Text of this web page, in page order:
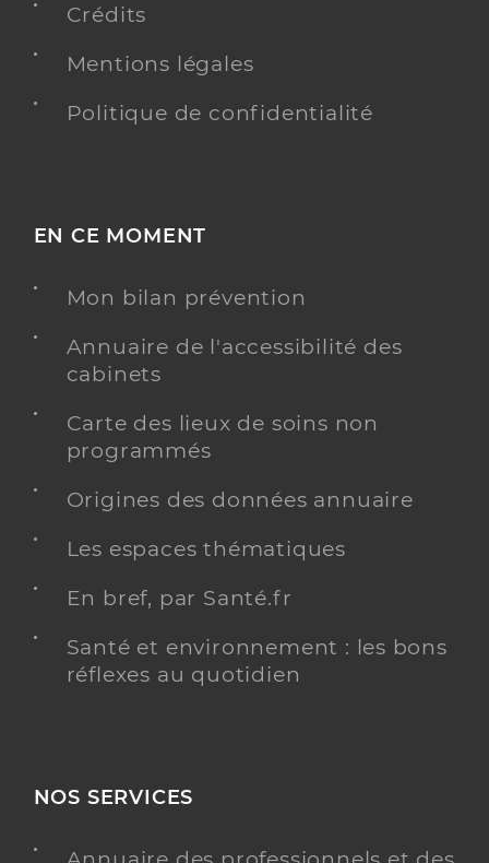
Crédits
Mentions légales
Politique de confidentialité
EN CE MOMENT
Mon bilan prévention
Annuaire de l'accessibilité des
cabinets
Carte des lieux de soins non
programmés
Origines des données annuaire
Les espaces thématiques
En bref, par Santé.fr
Santé et environnement : les bons
réflexes au quotidien
NOS SERVICES